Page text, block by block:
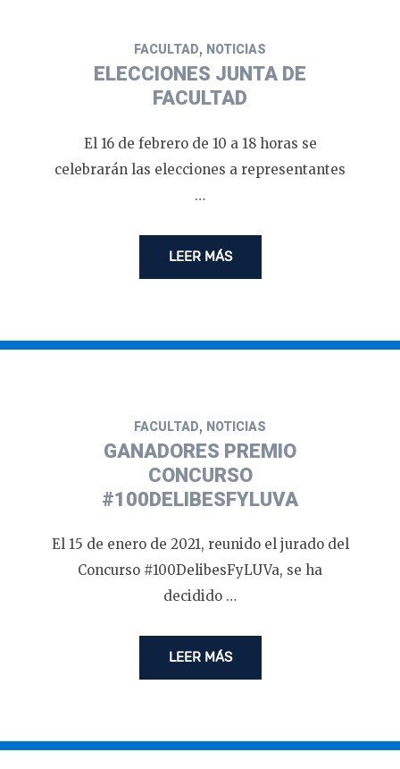
FACULTAD, NOTICIAS
ELECCIONES JUNTA DE
FACULTAD
El 16 de febrero de 10 a 18 horas se
celebrarán las elecciones a representantes
…
LEER MÁS
FACULTAD, NOTICIAS
GANADORES PREMIO
CONCURSO
#100DELIBESFYLUVA
El 15 de enero de 2021, reunido el jurado del
Concurso #100DelibesFyLUVa, se ha
decidido …
LEER MÁS